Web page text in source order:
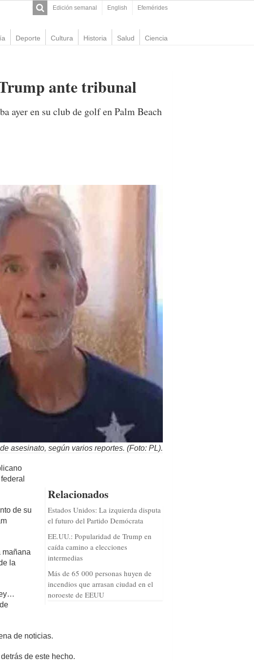
Edición semanal English Efemérides
Deporte Cultura Historia Salud Ciencia
Trump ante tribunal
ayer en su club de golf en Palm Beach
asesinato, según varios reportes. (Foto: PL).
Relacionados
Estados Unidos: La izquierda disputa
el futuro del Partido Demócrata
EE.UU.: Popularidad de Trump en
caída camino a elecciones
intermedias
Más de 65 000 personas huyen de
incendios que arrasan ciudad en el
noroeste de EEUU
de su
mañana
la
de noticias.
de este hecho.